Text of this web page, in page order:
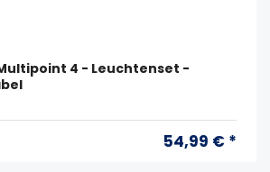
4 - Leuchtenset -
54,99 € *